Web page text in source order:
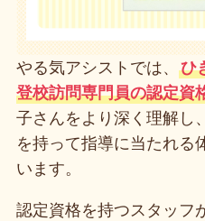
やる気アシストでは、 ひ
登校訪問専門員の認定資
子さんをより深く理解し
を持って指導に当たれる
います。
認定資格を持つスタッフ